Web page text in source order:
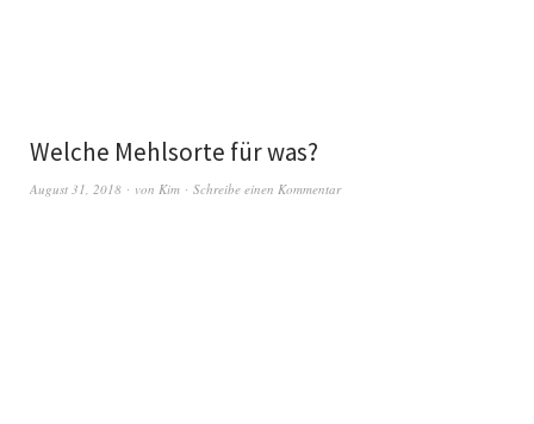
Welche Mehlsorte für was?
August 31, 2018 von Kim Schreibe einen Kommentar